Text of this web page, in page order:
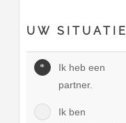
UW SITUATIE
Ik heb een
partner.
Ik ben